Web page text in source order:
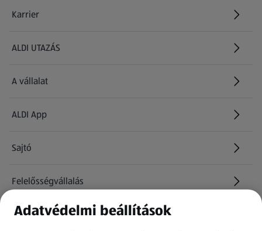
Karrier
(új oldalon nyílik meg)
ALDI UTAZÁS
(új oldalon nyílik meg)
A vállalat
ALDI App
Sajtó
Felelősségvállalás
Információk
Adatvédelmi beállítások